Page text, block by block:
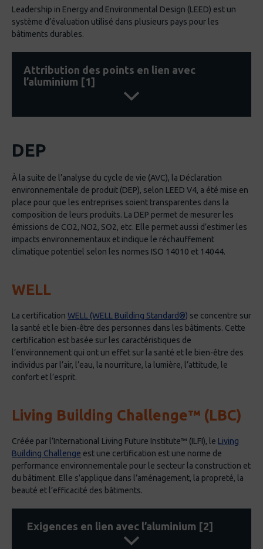
Leadership in Energy and Environmental Design (LEED) est un
système d’évaluation utilisé dans plusieurs pays pour les
bâtiments durables.
Attribution des points en lien avec
l’aluminium [1]
points pour une performance accrue
parasols, étagères légères, puits de lumière
EA2 : Énergie renouvelable sur le site : 1-7
points
Encadrement en aluminium pour panneaux
solaires sur le toit, PV intégré dans les
fenêtres
construction : 1-2 points
MR4.1 et 4.2: Contenu recyclé : 1-2 points
Contenu recyclé dans les extrusions en
aluminium
MR5.1 et 5.2: Matériaux régionaux : 1-2
points
du projet
Pour l’utilisation de matériaux certifiés «
Cradle-to-Cradle »
EQ2, EQ6.2 : Contrôle de la ventilation et du
confort thermique : 1-2 points
Augmentation de l’utilisation des fenêtres
opérationnelles
EQ8.1 et 8.2: lumière du jour et vues : 1-2
DEP
À la suite de l’analyse du cycle de vie (AVC), la Déclaration
environnementale de produit (DEP), selon LEED V4, a été mise en
place pour que les entreprises soient transparentes dans la
composition de leurs produits. La DEP permet de mesurer les
émissions de CO2, NO2, SO2, etc. Elle permet aussi d’estimer les
impacts environnementaux et indique le réchauffement
climatique potentiel selon les normes ISO 14010 et 14044.
WELL
La certification WELL (WELL Building Standard®) se concentre sur
la santé et le bien-être des personnes dans les bâtiments. Cette
certification est basée sur les caractéristiques de
l’environnement qui ont un effet sur la santé et le bien-être des
individus par l’air, l’eau, la nourriture, la lumière, l’attitude, le
confort et l’esprit.
Living Building Challenge™ (LBC)
Créée par l’International Living Future Institute™ (ILFI), le Living
Building Challenge est une certification est une norme de
performance environnementale pour le secteur la construction et
du bâtiment. Elle s’applique dans l’aménagement, la propreté, la
beauté et l’efficacité des bâtiments.
Exigences en lien avec l’aluminium [2]